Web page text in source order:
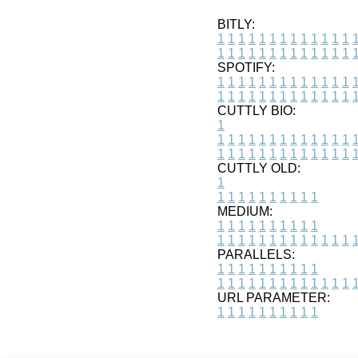
BITLY:
1 1 1 1 1 1 1 1 1 1 1 1 1 1
1 1 1 1 1 1 1 1 1 1 1 1 1 1
SPOTIFY:
1 1 1 1 1 1 1 1 1 1 1 1 1 1
1 1 1 1 1 1 1 1 1 1 1 1 1 1
CUTTLY BIO:
1
1 1 1 1 1 1 1 1 1 1 1 1 1 1
1 1 1 1 1 1 1 1 1 1 1 1 1 1
CUTTLY OLD:
1
1 1 1 1 1 1 1 1 1 1
MEDIUM:
1 1 1 1 1 1 1 1 1 1
1 1 1 1 1 1 1 1 1 1 1 1 1 1
PARALLELS:
1 1 1 1 1 1 1 1 1 1
1 1 1 1 1 1 1 1 1 1 1 1 1 1
URL PARAMETER:
1 1 1 1 1 1 1 1 1 1